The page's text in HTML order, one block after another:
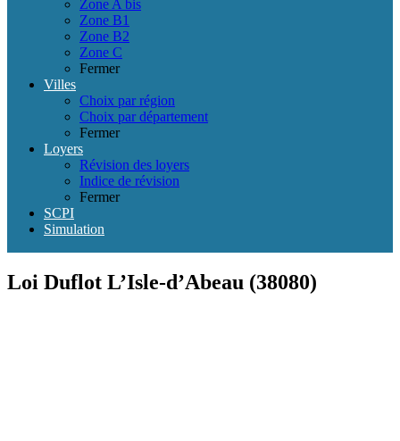
Zone A bis
Zone B1
Zone B2
Zone C
Fermer
Villes
Choix par région
Choix par département
Fermer
Loyers
Révision des loyers
Indice de révision
Fermer
SCPI
Simulation
Loi Duflot L’Isle-d’Abeau (38080)